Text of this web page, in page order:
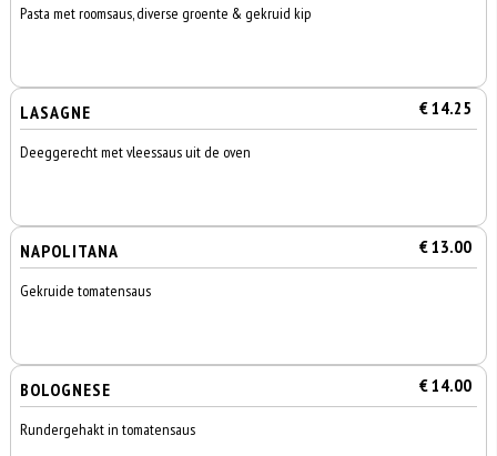
Pasta met roomsaus, diverse groente & gekruid kip
LASAGNE € 14.25
Deeggerecht met vleessaus uit de oven
NAPOLITANA € 13.00
Gekruide tomatensaus
BOLOGNESE € 14.00
Rundergehakt in tomatensaus